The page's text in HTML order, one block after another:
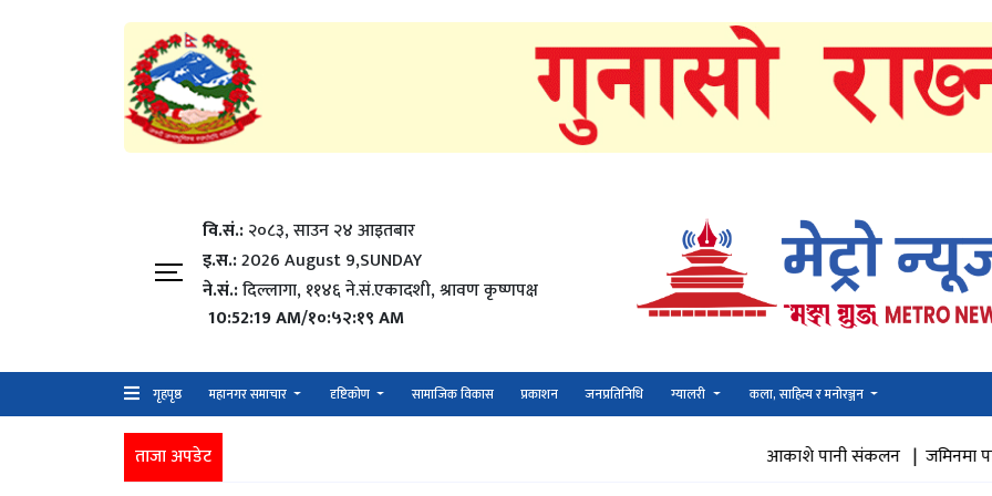
वि.सं.:२०८३, साउन २४ आइतबार​
इ.स.:2026 August 9,SUNDAY
ने.सं.:दिल्लागा, ११४६ ने.सं.एकादशी, श्रावण कृष्णपक्ष
10:52:20 AM/१०:५२:२० AM
गृहपृष्ठ महानगर समाचार दृष्टिकोण सामाजिक विकास प्रकाशन जनप्रतिनिधि ग्यालरी कला, साहित्य र मनोरञ्जन
ताजा अपडेट आकाशे पानी संकलन |जमिनमा पानी पुनभरण |